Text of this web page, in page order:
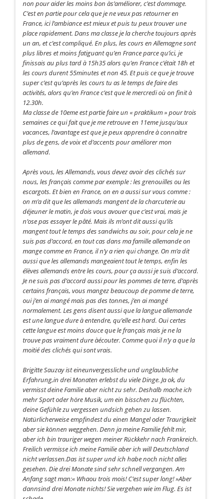
non pour aider les moins bon às’améliorer, c’est dommage.
C’est en partie pour cela que je ne veux pas retourner en
France, ici l’ambiance est mieux et puis tu peux trouver une
place rapidement. Dans ma classe je la cherche toujours après
un an, et c’est compliqué. En plus, les cours en Allemagne sont
plus libres et moins fatiguant qu’en France parce qu’ici, je
finissais au plus tard à 15h35 alors qu’en France c’était 18h et
les cours durent 55minutes et non 45. Et puis ce que je trouve
super c’est qu’après les cours tu as le temps de faire des
activités, alors qu’en France c’est que le mercredi où on finit à
12.30h.
Ma classe de 10eme est partie faire un « praktikum » pour trois
semaines ce qui fait que je me retrouve en 11eme jusqu’aux
vacances, l’avantage est que je peux apprendre à connaitre
plus de gens, de voix et d’accents pour améliorer mon
allemand.
Après vous, les Allemands, vous devez avoir des clichés sur
nous, les français comme par exemple : les grenouilles ou les
escargots. Et bien en France, on en a aussi sur vous comme :
on m’a dit que les allemands mangent de la charcuterie au
déjeuner le matin, je dois vous avouer que c’est vrai, mais je
n’ose pas essayer le pâté. Mais ils m’ont dit aussi qu’ils
mangent tout le temps des sandwichs au soir, pour cela je ne
suis pas d’accord, en tout cas dans ma famille allemande on
mange comme en France, il n’y a rien qui change. On m’a dit
aussi que les allemands mangeaient tout le temps, enfin les
élèves allemands entre les cours, pour ça aussi je suis d’accord.
Je ne suis pas d’accord aussi pour les pommes de terre, d’après
certains français, vous mangez beaucoup de pomme de terre,
oui j’en ai mangé mais pas des tonnes, j’en ai mangé
normalement. Les gens disent aussi que la langue allemande
est une langue dure à entendre, qu’elle est hard. Oui certes
cette langue est moins douce que le français mais je ne la
trouve pas vraiment dure àécouter. Comme quoi il n’y a que la
moitié des clichés qui sont vrais.
Brigitte Sauzay ist eineunvergessliche und unglaubliche
Erfahrung,in drei Monaten erlebst du viele Dinge. Ja ok, du
vermisst deine Familie aber nicht zu sehr. Deshalb mache ich
mehr Sport oder höre Musik, um ein bisschen zu flüchten,
deine Gefühle zu vergessen undsich gehen zu lassen.
Natürlicherweise empfindest du einen Mangel oder Traurigkeit
aber sie können weggehen. Denn ja meine Familie fehlt mir,
aber ich bin trauriger wegen meiner Rückkehr nach Frankreich.
Freilich vermisse ich meine Familie aber ich will Deutschland
nicht verlassen.Das ist super und ich habe noch nicht alles
gesehen. Die drei Monate sind sehr schnell vergangen. Am
Anfang sagt man:« Whaou trois mois! C’est super long! »Aber
dannsind drei Monate nichts! Sie vergehen wie im Flug. Es ist